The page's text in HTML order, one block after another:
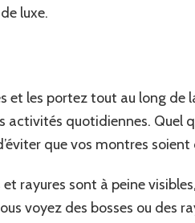
luxe.
et les portez tout au long de
activités quotidiennes. Quel
que vos montres soient
et rayures sont à peine
voyez des bosses ou des